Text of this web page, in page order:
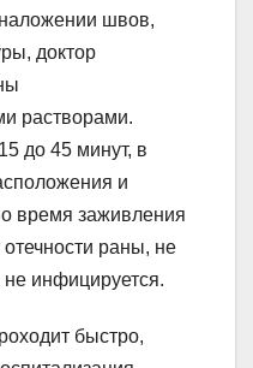
швов,
доктор
растворами.
до 45 минут, в
и
время заживления
отечности раны, не
инфицируется.
быстро,